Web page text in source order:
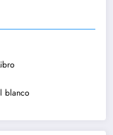
blanco